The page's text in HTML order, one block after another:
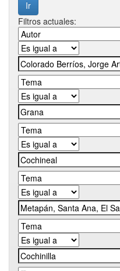
Filtros actuales: